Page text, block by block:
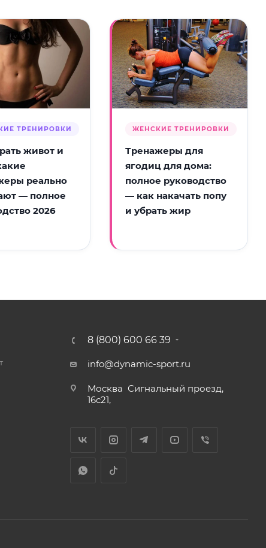
ТРЕНИРОВКИ
живот и
реально
— полное
2026
ЖЕНСКИЕ ТРЕНИРОВКИ
Тренажеры для
ягодиц для дома:
полное руководство
— как накачать попу
и убрать жир
8 (800) 600 66 39
info@dynamic-sport.ru
Москва Сигнальный проезд,
16с21,